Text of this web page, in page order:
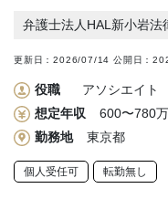
弁護士法人HAL新小岩法
更新日：2026/07/14 公開日：
役職
アソシエイト
想定年収
600〜780
勤務地
東京都
個人受任可 転勤無し